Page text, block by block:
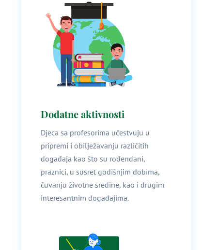
Dodatne aktivnosti
Djeca sa profesorima učestvuju u
pripremi i obilježavanju različitih
događaja kao što su rođendani,
praznici, u susret godišnjim dobima,
čuvanju životne sredine, kao i drugim
interesantnim događajima.